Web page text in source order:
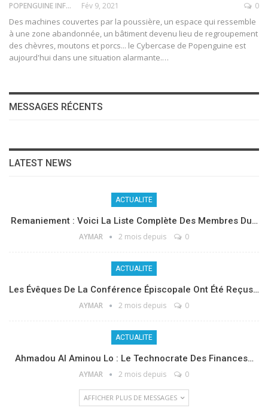
POPENGUINE INFO Fév 9, 2021 0
Des machines couvertes par la poussière, un espace qui ressemble
à une zone abandonnée, un bâtiment devenu lieu de regroupement
des chèvres, moutons et porcs... le Cybercase de Popenguine est
aujourd'hui dans une situation alarmante.…
MESSAGES RÉCENTS
LATEST NEWS
ACTUALITE
Remaniement : Voici La Liste Complète Des Membres Du…
AYMAR 2 mois depuis 0
ACTUALITE
Les Évêques De La Conférence Épiscopale Ont Été Reçus…
AYMAR 2 mois depuis 0
ACTUALITE
Ahmadou Al Aminou Lo : Le Technocrate Des Finances…
AYMAR 2 mois depuis 0
AFFICHER PLUS DE MESSAGES